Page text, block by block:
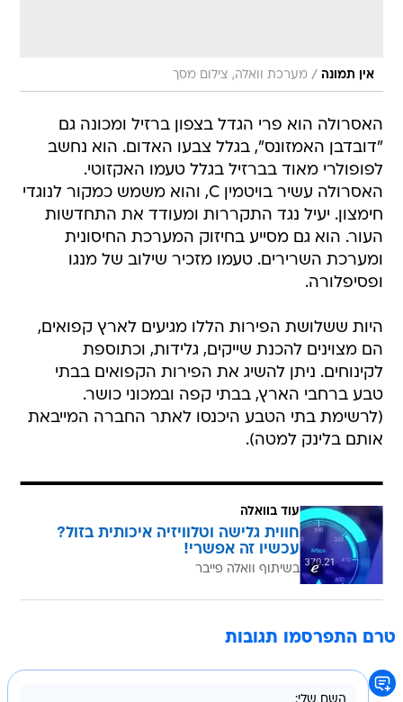
אין תמונה / מערכת וואלה, צילום מסך
האסרולה הוא פרי הגדל בצפון ברזיל ומכונה גם
"דובדבן האמזונס", בגלל צבעו האדום. הוא נחשב
לפופולרי מאוד בברזיל בגלל טעמו האקזוטי.
האסרולה עשיר בויטמין C, והוא משמש כמקור לנוגדי
חימצון. יעיל נגד התקררות ומעודד את התחדשות
העור. הוא גם מסייע בחיזוק המערכת החיסונית
ומערכת השרירים. טעמו מזכיר שילוב של מנגו
ופסיפלורה.
היות ששלושת הפירות הללו מגיעים לארץ קפואים,
הם מצוינים להכנת שייקים, גלידות, וכתוספת
לקינוחים. ניתן להשיג את הפירות הקפואים בבתי
טבע ברחבי הארץ, בבתי קפה ובמכוני כושר.
(לרשימת בתי הטבע היכנסו לאתר החברה המייבאת
אותם בלינק למטה).
עוד בוואלה
חווית גלישה וטלוויזיה איכותית בזול?
עכשיו זה אפשרי!
בשיתוף וואלה פייבר
טרם התפרסמו תגובות